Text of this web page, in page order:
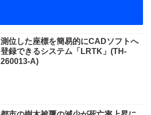
測位した座標を簡易的にCADソフトへ
登録できるシステム「LRTK」(TH-
260013-A)